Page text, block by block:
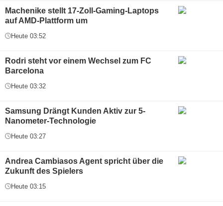
Machenike stellt 17-Zoll-Gaming-Laptops
auf AMD-Plattform um
Heute 03:52
Rodri steht vor einem Wechsel zum FC
Barcelona
Heute 03:32
Samsung Drängt Kunden Aktiv zur 5-
Nanometer-Technologie
Heute 03:27
Andrea Cambiasos Agent spricht über die
Zukunft des Spielers
Heute 03:15